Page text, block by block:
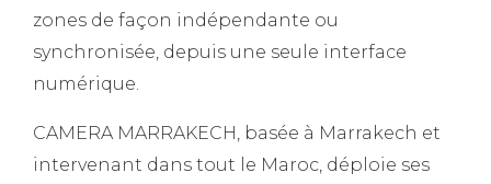
zones de façon indépendante ou
synchronisée, depuis une seule interface
numérique.
CAMERA MARRAKECH, basée à Marrakech et
intervenant dans tout le Maroc, déploie ses